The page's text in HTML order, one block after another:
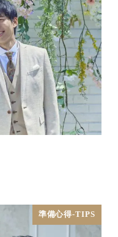
準備心得-TIPS